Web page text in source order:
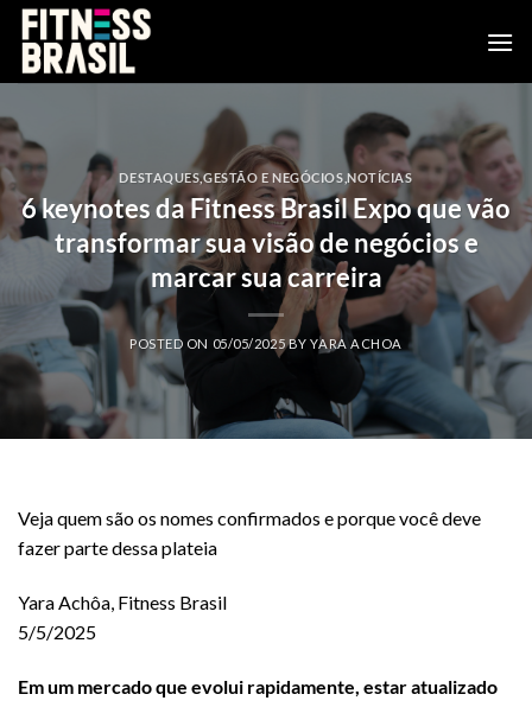
Skip
content
DESTAQUES,GESTÃO E NEGÓCIOS ,NOTÍCIAS
6 keynotes da Fitness Brasil Expo que vão
transformar sua visão de negócios e
marcar sua carreira
POSTED ON 05/05/2025 BYYARA ACHOA
Veja quem são os nomes confirmados e porque você deve
fazer parte dessa plateia
Yara Achôa, Fitness Brasil
5/5/2025
Em um mercado que evolui rapidamente, estar atualizado